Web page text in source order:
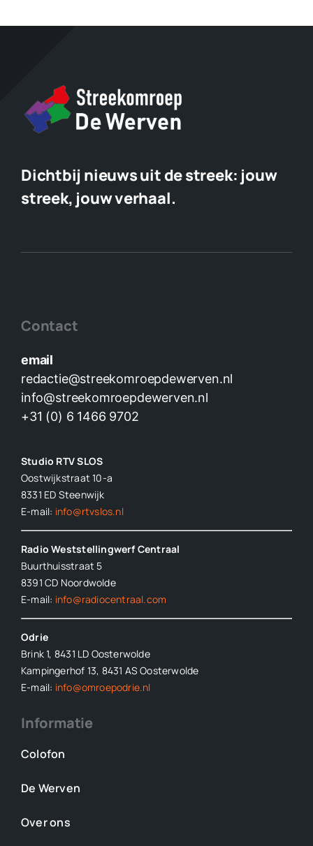
Dichtbij nieuws uit de streek: jouw
streek, jouw verhaal.
Contact
email
redactie@streekomroepdewerven.nl
info@streekomroepdewerven.nl
+31 (0) 6 1466 9702
Studio RTV SLOS
Oostwijkstraat 10-a
8331 ED Steenwijk
E-mail: info@rtvslos.nl
Radio Weststellingwerf Centraal
Buurthuisstraat 5
8391 CD Noordwolde
E-mail: info@radiocentraal.com
Odrie
Brink 1, 8431 LD Oosterwolde
Kampingerhof 13, 8431 AS Oosterwolde
E-mail: info@omroepodrie.nl
Informatie
Colofon
De Werven
Over ons